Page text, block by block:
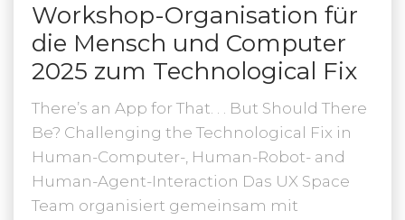
Workshop-Organisation für
die Mensch und Computer
2025 zum Technological Fix
There’s an App for That. . . But Should There
Be? Challenging the Technological Fix in
Human-Computer-, Human-Robot- and
Human-Agent-Interaction Das UX Space
Team organisiert gemeinsam mit